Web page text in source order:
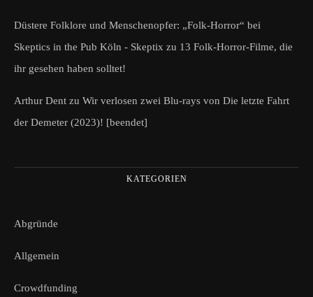
Düstere Folklore und Menschenopfer: „Folk-Horror“ bei
Skeptics in the Pub Köln - Skeptix zu 13 Folk-Horror-Filme, die
ihr gesehen haben solltet!
Arthur Dent zu Wir verlosen zwei Blu-rays von Die letzte Fahrt
der Demeter (2023)! [beendet]
KATEGORIEN
Abgründe
Allgemein
Crowdfunding